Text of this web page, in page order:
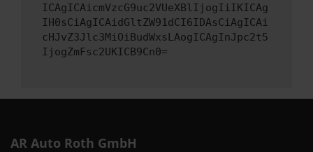
ICAgICAicmVzcG9uc2VUeXBlIjogIiIKICAg
IH0sCiAgICAidGltZW91dCI6IDAsCiAgICAi
cHJvZ3Jlc3MiOiBudWxsLAogICAgInJpc2t5
IjogZmFsc2UKICB9Cn0=
AR Auto Roth GmbH